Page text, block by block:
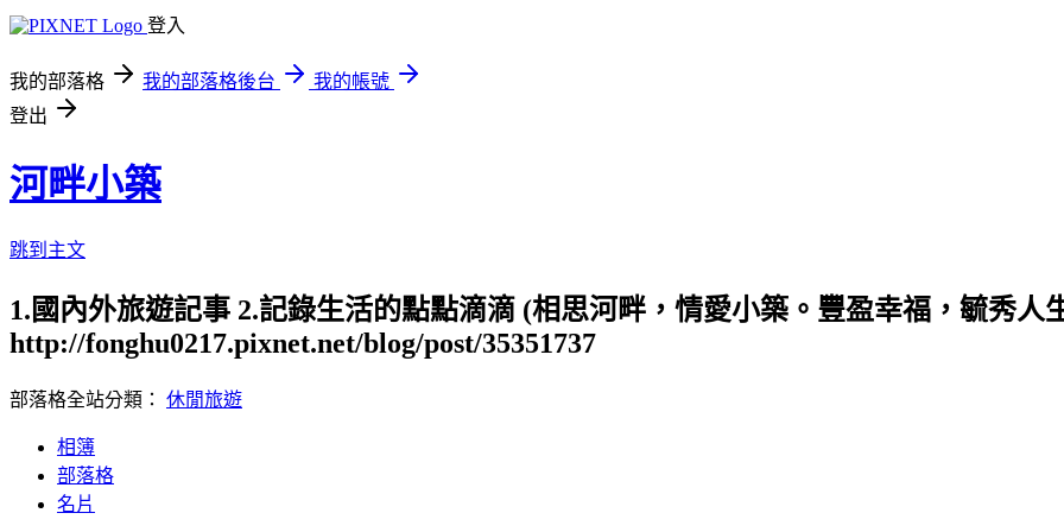
登入
我的部落格 我的部落格後台
我的帳號
登出
河畔小築
跳到主文
1.國內外旅遊記事 2.記錄生活的點點滴滴 (相思河畔，情愛小築。豐盈幸福，毓秀人
http://fonghu0217.pixnet.net/blog/post/35351737
部落格全站分類： 休閒旅遊
相簿
部落格
名片